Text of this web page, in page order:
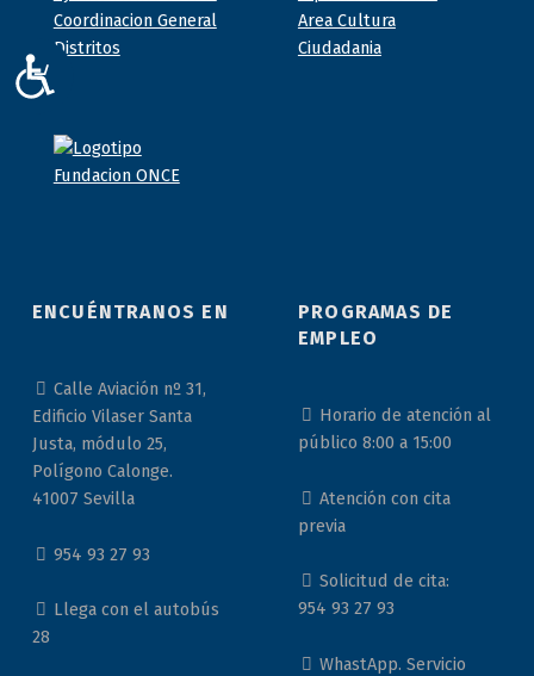
ENCUÉNTRANOS EN
Calle Aviación nº 31,
Edificio Vilaser Santa
Justa, módulo 25,
Polígono Calonge.
41007 Sevilla
954 93 27 93
Llega con el autobús
28
PROGRAMAS DE
EMPLEO
Horario de atención al
público 8:00 a 15:00
Atención con cita
previa
Solicitud de cita:
954 93 27 93
WhastApp. Servicio